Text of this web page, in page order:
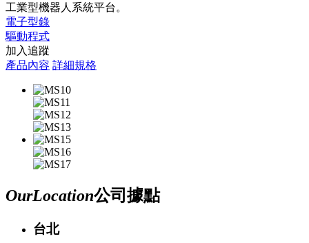
工業型機器人系統平台。
電子型錄
驅動程式
加入追蹤
產品內容 詳細規格
OurLocation公司據點
台北